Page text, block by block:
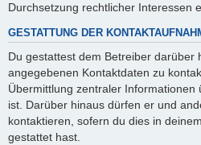
Durchsetzung rechtlicher Interessen
GESTATTUNG DER
Du gestattest dem Betreiber darüber
angegebenen Kontaktdaten zu
Übermittlung zentraler Informationen
ist. Darüber hinaus dürfen er und
kontaktieren, sofern du dies in
gestattet hast.